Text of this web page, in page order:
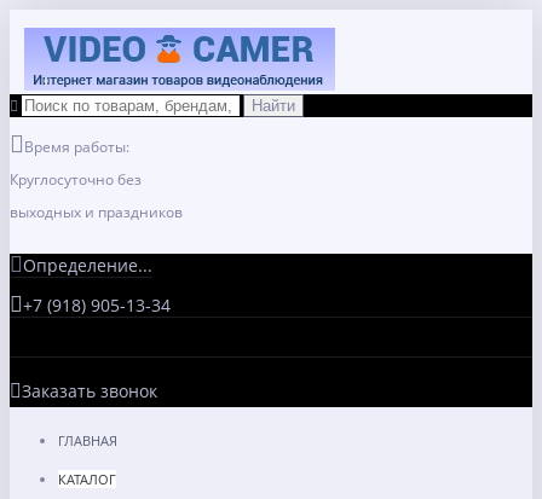
Время работы:
Круглосуточно без
выходных и праздников
Определение...
+7 (918) 905-13-34
Заказать звонок
ГЛАВНАЯ
КАТАЛОГ